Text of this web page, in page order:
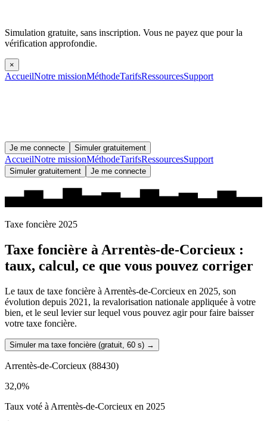
Simulation gratuite, sans inscription. Vous ne payez que pour la
vérification approfondie.
×
AccueilNotre missionMéthodeTarifsRessourcesSupport
Je me connecte Simuler gratuitement
AccueilNotre missionMéthodeTarifsRessourcesSupport
Simuler gratuitement Je me connecte
Taxe foncière 2025
Taxe foncière àArrentès-de-Corcieux :
taux, calcul, ce que vous pouvez corriger
Le taux de taxe foncière à Arrentès-de-Corcieux en 2025, son
évolution depuis 2021, la revalorisation nationale appliquée à votre
bien, et le seul levier sur lequel vous pouvez agir pour faire baisser
votre taxe foncière.
Simuler ma taxe foncière (gratuit, 60 s) →
Arrentès-de-Corcieux (88430)
32,0%
Taux voté à Arrentès-de-Corcieux en 2025